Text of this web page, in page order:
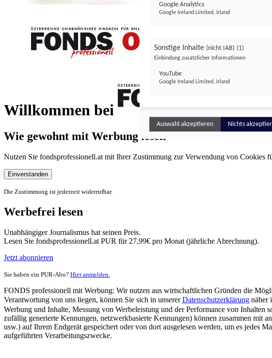
Willkommen bei
FONDS professionell
Wie gewohnt mit Werbung lesen
Nutzen Sie fondsprofessionell.at mit Ihrer Zustimmung zur Verwendung von Cookies
Einverstanden
Die Zustimmung ist jederzeit widerrufbar.
Werbefrei lesen
Unabhängiger Journalismus hat seinen Preis.
Lesen Sie fondsprofessionell.at PUR für 27,99€ pro Monat (jährliche Abrechnung).
Jetzt abonnieren
Sie haben ein PUR-Abo? Hier anmelden.
FONDS professionell mit Werbung: Wir nutzen aus wirtschaftlichen Gründen die
Verantwortung von uns liegen, können Sie sich in unsererDatenschutzerklärung näher
Werbung und Inhalte, Messung von Werbeleistung und der Performance von
zufällig generierte Kennungen, netzwerkbasierte Kennungen) können zusammen mit
usw.) auf Ihrem Endgerät gespeichert oder von dort ausgelesen werden, um es jedes
aufgeführten Verarbeitungszwecke.
Google Analytics
Google Ireland Limited, Irland
Sonstige Inhalte (nicht IAB) (1)
Einbindung zusätzlicher Informationen
YouTube
Google Ireland Limited, Irland
Auswahl akzeptieren Nichts